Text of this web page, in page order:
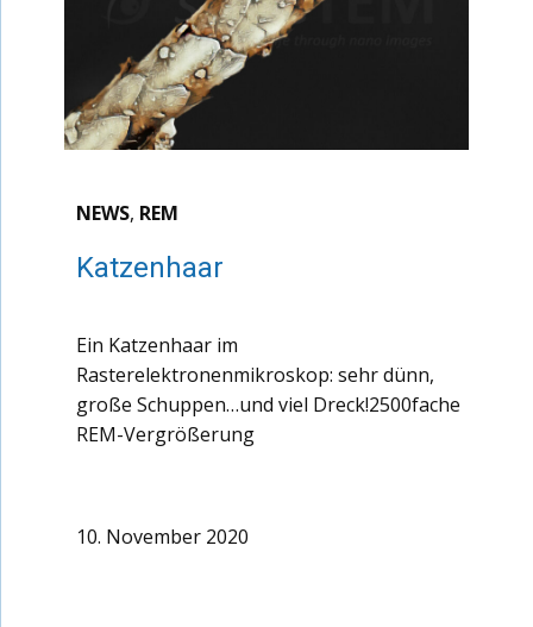
NEWS, REM
Katzenhaar
Ein Katzenhaar im
Rasterelektronenmikroskop: sehr dünn,
große Schuppen…und viel Dreck!2500fache
REM-Vergrößerung
10. November 2020